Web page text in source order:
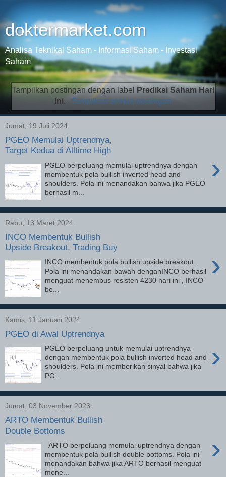
doktermarket.com
Analisa Teknikal Saham - Informasi Saham - Investasi
Saham
Tampilkan postingan dengan label
Prediksi Saham Hari
Ini. Tampilkan semua postingan
Jumat, 19 Juli 2024
PGEO Memulai Uptrendnya,
Target Kedua di Alltime High
›
PGEO berpeluang memulai uptrendnya dengan
membentuk pola bullish inverted head and
shoulders. Pola ini menandakan bahwa jika PGEO
berhasil m...
Rabu, 13 Maret 2024
INCO Membentuk Bullish
Upside Breakout, Trading Buy
›
INCO membentuk pola bullish upside breakout.
Pola ini menandakan bawah denganINCO berhasil
menguat menembus resisten 4230 hari ini , INCO
be...
Kamis, 11 Januari 2024
PGEO di Awal Uptrendnya
›
PGEO berpeluang untuk memulai uptrendnya
dengan membentuk pola bullish inverted head and
shoulders. Pola ini memberikan sinyal bahwa jika
PG...
Jumat, 03 November 2023
ARTO Membentuk Bullish
Double Bottoms
›
ARTO berpeluang memulai uptrendnya dengan
membentuk pola bullish double bottoms. Pola ini
menandakan bahwa jika ARTO berhasil menguat
mene...